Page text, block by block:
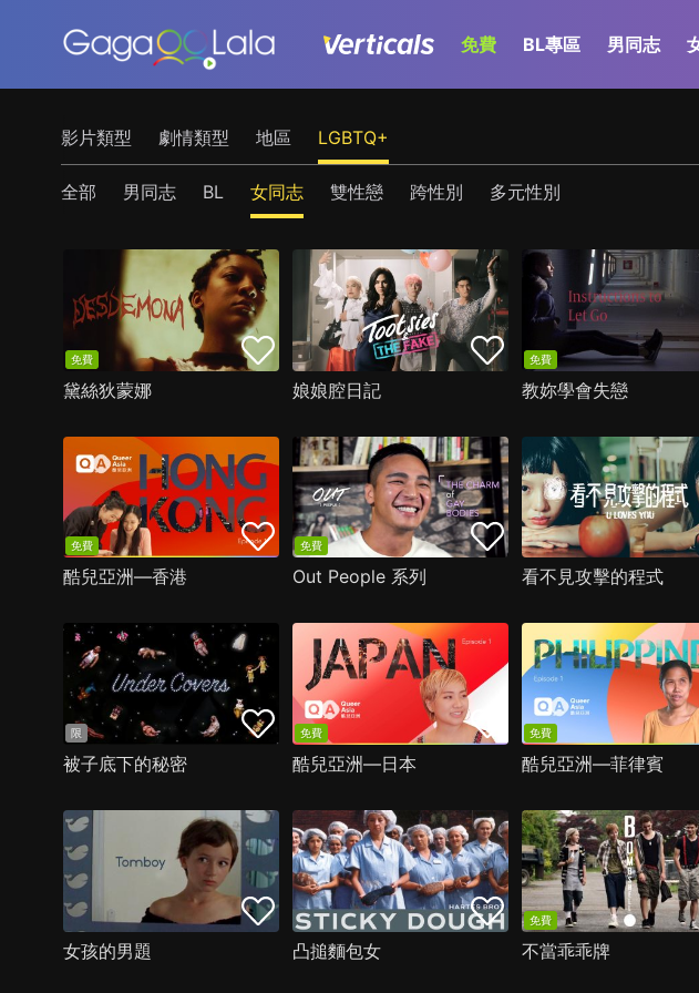
免費 BL專區 男同志
影片類型 劇情類型 地區 LGBTQ+
全部 男同志 BL 女同志 雙性戀 跨性別 多元性別
免費
黛絲狄蒙娜 娘娘腔日記
免費
教妳學會失戀
免費
酷兒亞洲—香港
免費
Out People 系列 看不見攻擊的程式
限
被子底下的秘密
免費
酷兒亞洲—日本
免費
酷兒亞洲—菲律賓
女孩的男題 凸搥麵包女
免費
不當乖乖牌